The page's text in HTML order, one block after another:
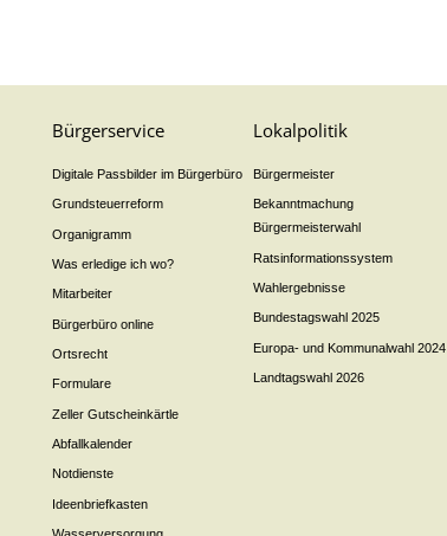
Bürgerservice
Digitale Passbilder im Bürgerbüro
Grundsteuerreform
Organigramm
Was erledige ich wo?
Mitarbeiter
Bürgerbüro online
Ortsrecht
Formulare
Zeller Gutscheinkärtle
Abfallkalender
Notdienste
Ideenbriefkasten
Lokalpolitik
Bürgermeister
Bekanntmachung
Bürgermeisterwahl
Ratsinformationssystem
Wahlergebnisse
Bundestagswahl 2025
Europa- und Kommunalwahl 2024
Landtagswahl 2026